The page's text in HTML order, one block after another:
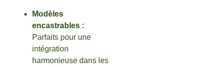
Modèles
encastrables :
Parfaits pour une
intégration
harmonieuse dans les